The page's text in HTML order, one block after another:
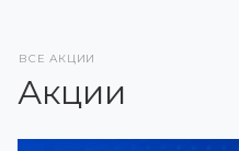
ВСЕ АКЦИИ
Акции